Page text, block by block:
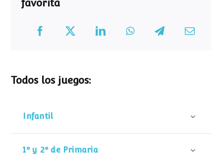
favorita
Todos los juegos:
Infantil
1º y 2º de Primaria